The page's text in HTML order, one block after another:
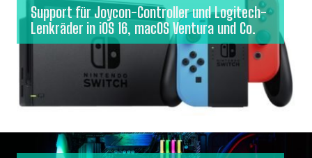
Support für Joycon-Controller und Logitech-
Lenkräder in iOS 16, macOS Ventura und Co.